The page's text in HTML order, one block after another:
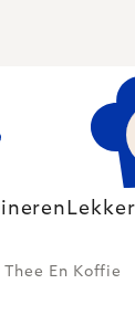
Thee En Koffie